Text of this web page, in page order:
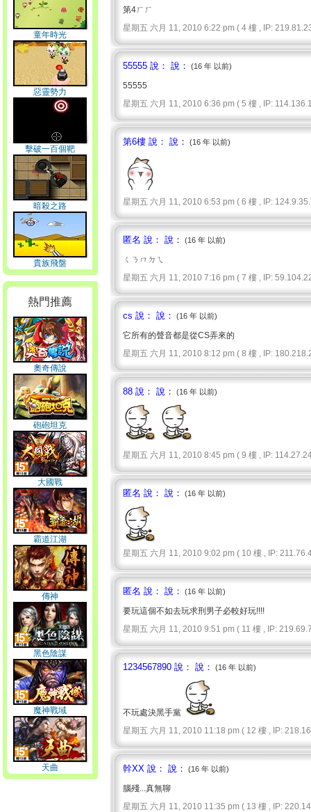
童年時光
惡靈勢力
擊破一百個靶
暗殺之路
貴族飛盤
熱門推薦
奧奇傳說
砲砲坦克
大國戰
霸道江湖
傳神
黑色陰謀
魔神戰域
天曲
第4ㄏㄏ
星期五 六月 11, 2010 6:22 pm ( 4 樓 , IP:
55555 說： 說： (16 年 以前)
55555
星期五 六月 11, 2010 6:36 pm ( 5 樓 , IP:
第6樓 說： 說： (16 年 以前)
星期五 六月 11, 2010 6:53 pm ( 6 樓 , IP:
匿名 說： 說： (16 年 以前)
ㄑㄋㄇㄉㄟ
星期五 六月 11, 2010 7:16 pm ( 7 樓 , IP:
cs 說： 說： (16 年 以前)
它所有的聲音都是從CS弄來的
星期五 六月 11, 2010 8:12 pm ( 8 樓 , IP:
88 說： 說： (16 年 以前)
星期五 六月 11, 2010 8:45 pm ( 9 樓 , IP:
匿名 說： 說： (16 年 以前)
星期五 六月 11, 2010 9:02 pm ( 10 樓 , IP:
匿名 說： 說： (16 年 以前)
要玩這個不如去玩求刑男子必較好玩!!!!
星期五 六月 11, 2010 9:51 pm ( 11 樓 , IP:
1234567890 說： 說： (16 年 以前)
不玩處決黑手黨
星期五 六月 11, 2010 11:18 pm ( 12 樓 , IP:
幹XX 說： 說： (16 年 以前)
腦殘...真無聊
星期五 六月 11, 2010 11:35 pm ( 13 樓 , IP: